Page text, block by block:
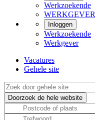
Werkzoekende
WERKGEVER
Inloggen
Werkzoekende
Werkgever
Vacatures
Gehele site